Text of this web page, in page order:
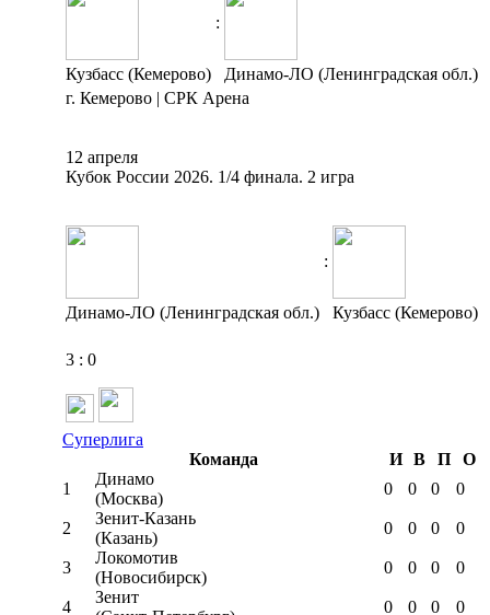
:
Кузбасс (Кемерово)
Динамо-ЛО (Ленинградская обл.)
г. Кемерово | СРК Арена
12 апреля
Кубок России 2026. 1/4 финала. 2 игра
:
Динамо-ЛО (Ленинградская обл.) Кузбасс (Кемерово)
3 : 0
Суперлига
Команда
И В П
О
1
Динамо
(Москва)
0 0 0 0
2
Зенит-Казань
(Казань)
0 0 0 0
3
Локомотив
(Новосибирск)
0 0 0 0
4
Зенит
0 0 0 0